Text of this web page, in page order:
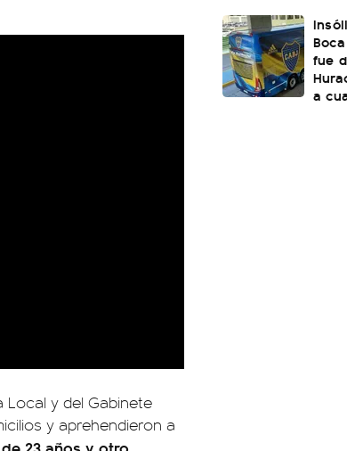
Local y del Gabinete
y aprehendieron a
fue
a